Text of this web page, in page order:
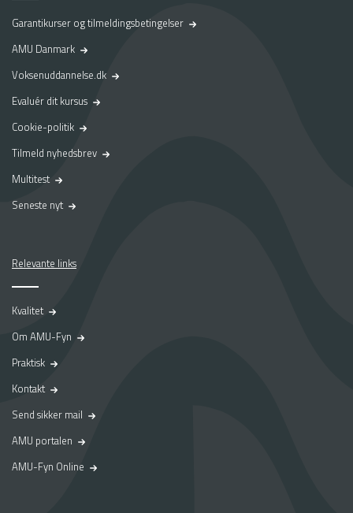
Garantikurser og tilmeldingsbetingelser
AMU Danmark
Voksenuddannelse.dk
Evaluér dit kursus
Cookie-politik
Tilmeld nyhedsbrev
Multitest
Seneste nyt
Relevante links
Kvalitet
Om AMU-Fyn
Praktisk
Kontakt
Send sikker mail
AMU portalen
AMU-Fyn Online